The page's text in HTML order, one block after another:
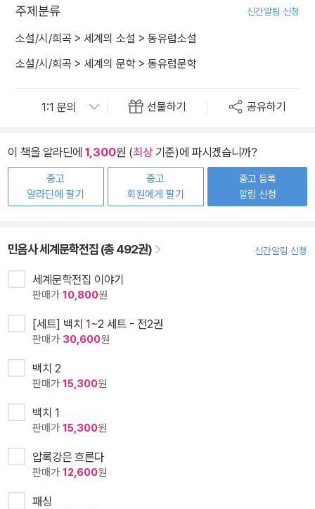
주제분류 신간알림 신청
소설/시/희곡 > 세계의 소설 > 동유럽소설
소설/시/희곡 > 세계의 문학 > 동유럽문학
선물하기 공유하기
이 책을 알라딘에 1,300원 (최상기준)에 파시겠습니까?
중고
알라딘에 팔기
중고
회원에게 팔기
중고 등록
알림 신청
민음사 세계문학전집 (총 492권) 신간알림 신청
세계문학전집 이야기
판매가 10,800원
[세트] 백치 1~2 세트 - 전2권
판매가 30,600원
백치 2
판매가 15,300원
백치 1
판매가 15,300원
압록강은 흐른다
판매가 12,600원
패싱